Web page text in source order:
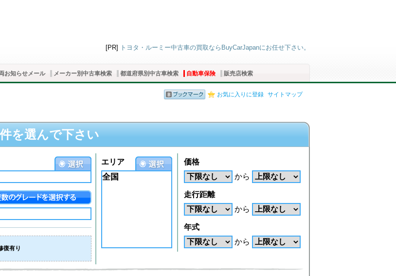
[PR] トヨタ・ルーミー中古車の買取ならBuyCarJapanにお任せ下さい。
お知らせメール メーカー別中古車検索 都道府県別中古車検索 自動車保険 販売店検索
お気に入りに登録 サイトマップ
を選んで下さい
復有り
エリア
全国
価格
から
走行距離
から
年式
から